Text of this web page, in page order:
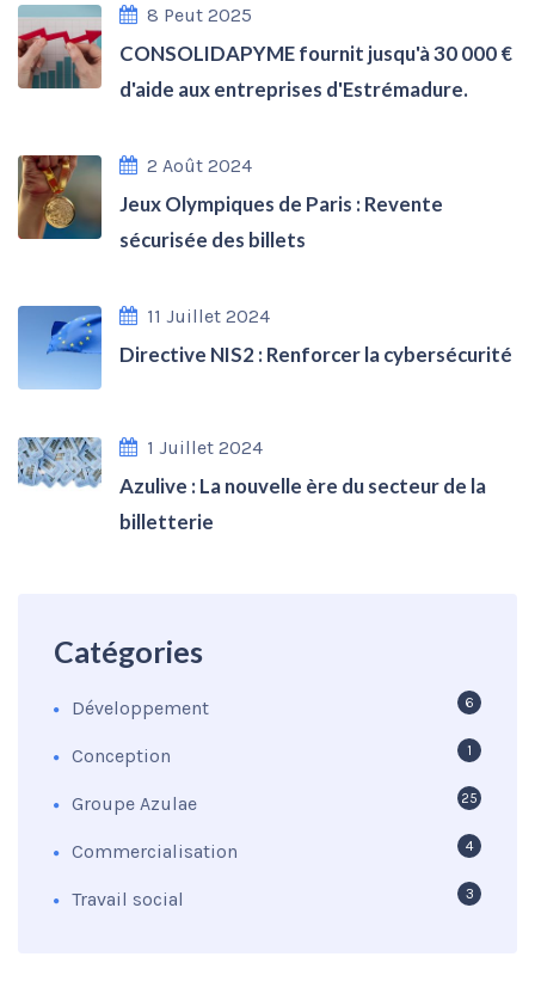
8 Peut 2025
CONSOLIDAPYME fournit jusqu'à 30 000 €
d'aide aux entreprises d'Estrémadure.
2 Août 2024
Jeux Olympiques de Paris : Revente
sécurisée des billets
11 Juillet 2024
Directive NIS2 : Renforcer la cybersécurité
1 Juillet 2024
Azulive : La nouvelle ère du secteur de la
billetterie
Catégories
Développement 6
Conception 1
Groupe Azulae 25
Commercialisation 4
Travail social 3